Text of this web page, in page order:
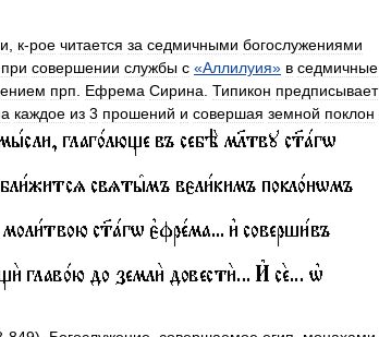
к-рое читается за седмичными богослужениями
при совершении службы с «Аллилуия» в седмичные
прп Ефрема Сирина Типикон предписывает
каждое из 3 прошений и совершая земной поклон